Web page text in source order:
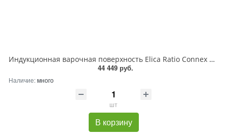
Индукционная варочная поверхность Elica Ratio Connex 302 Plus, 2 конфорки, с зоной расширения, стеклокерамика, 3100 Вт
44 449 руб.
Наличие:много
шт
В корзину